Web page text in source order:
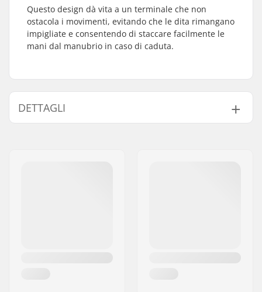
Questo design dà vita a un terminale che non
ostacola i movimenti, evitando che le dita rimangano
impigliate e consentendo di staccare facilmente le
mani dal manubrio in caso di caduta.
DETTAGLI